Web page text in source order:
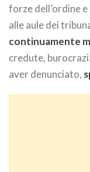
forze dell’ordine
alle aule dei
continuamente
credute,
aver denunciato,